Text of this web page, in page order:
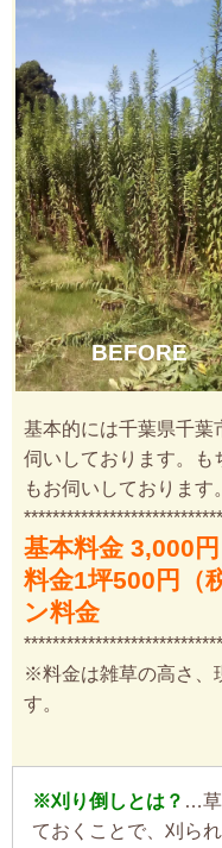
BEFORE
基本的には千葉県千葉
伺いしております。も
もお伺いしております。
基本料金 3,000
料金1坪500円（
ン料金
※料金は雑草の高さ、
す。
※刈り倒しとは？ …草
ておくことで、刈ら